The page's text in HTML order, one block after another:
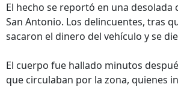
El hecho se reportó en una desolada
San Antonio. Los delincuentes, tras
sacaron el dinero del vehículo y se
El cuerpo fue hallado minutos
que circulaban por la zona, quienes